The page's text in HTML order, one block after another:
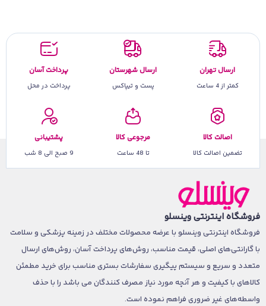
ارسال تهران
کمتر از 4 ساعت
ارسال شهرستان
پست و تیپاکس
پرداخت آسان
پرداخت در محل
اصالت کالا
تضمین اصالت کالا
مرجوعی کالا
تا 48 ساعت
پشتیبانی
9 صبح الی 8 شب
فروشگاه اینترنتی وینسلو
فروشگاه اینترنتی وینسلو با عرضه محصولات مختلف در زمینه پزشکی و سلامت
با گارانتی‌های اصلی، قیمت مناسب، روش‌های پرداخت آسان، روش‌های ارسال
متعدد و سریع و سیستم پیگیری سفارشات بستری مناسب برای خرید مطمئن
کالاهای با کیفیت و هر آنچه مورد نیاز مصرف کنندگان می باشد را با حذف
واسطه‌های غیر ضروری فراهم نموده است.